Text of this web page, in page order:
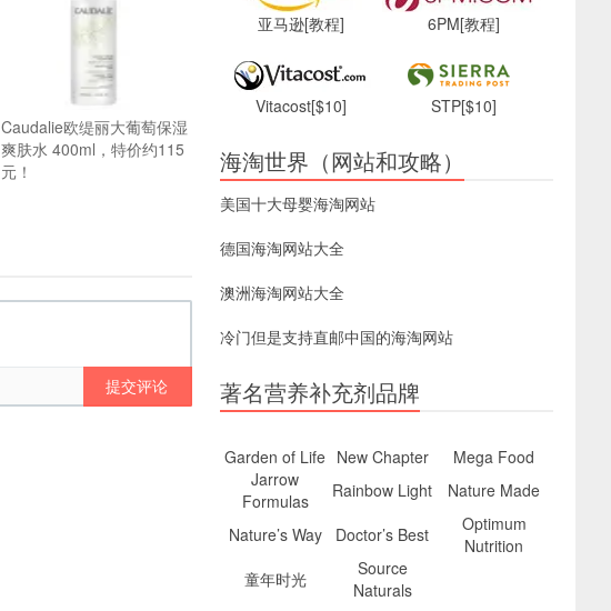
Caudalie欧缇丽大葡萄保湿
爽肤水 400ml，特价约115
元！
提交评论
亚马逊[教程] 6PM[教程]
Vitacost[$10] STP[$10]
海淘世界（网站和攻略）
美国十大母婴海淘网站
德国海淘网站大全
澳洲海淘网站大全
冷门但是支持直邮中国的海淘网站
著名营养补充剂品牌
Garden of Life New Chapter
Mega Food
Jarrow
Formulas
Rainbow Light
Nature Made
Nature’s Way
Doctor’s Best
Optimum
Nutrition
童年时光
Source
Naturals